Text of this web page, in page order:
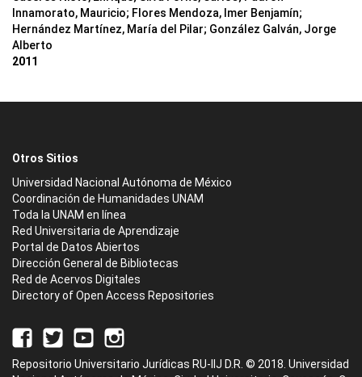
Innamorato, Mauricio; Flores Mendoza, Imer Benjamín;
Hernández Martínez, María del Pilar; González Galván, Jorge
Alberto
2011
Otros Sitios
Universidad Nacional Autónoma de México
Coordinación de Humanidades UNAM
Toda la UNAM en línea
Red Universitaria de Aprendizaje
Portal de Datos Abiertos
Dirección General de Bibliotecas
Red de Acervos Digitales
Directory of Open Access Repositories
Repositorio Universitario Jurídicas RU-IIJ D.R. © 2018. Universidad